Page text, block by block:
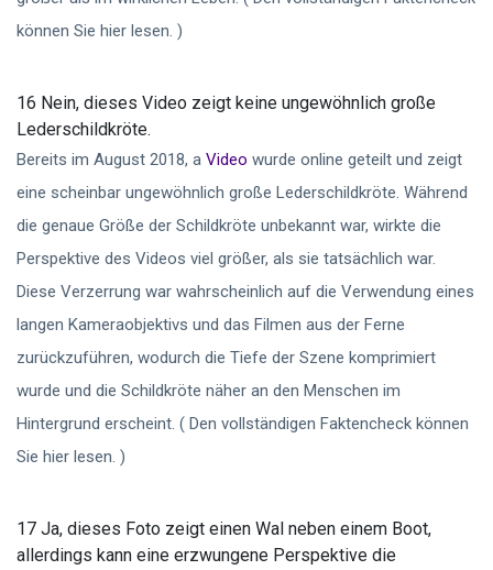
können Sie hier lesen. )
16 Nein, dieses Video zeigt keine ungewöhnlich große
Lederschildkröte.
Bereits im August 2018, a Video wurde online geteilt und zeigt
eine scheinbar ungewöhnlich große Lederschildkröte. Während
die genaue Größe der Schildkröte unbekannt war, wirkte die
Perspektive des Videos viel größer, als sie tatsächlich war.
Diese Verzerrung war wahrscheinlich auf die Verwendung eines
langen Kameraobjektivs und das Filmen aus der Ferne
zurückzuführen, wodurch die Tiefe der Szene komprimiert
wurde und die Schildkröte näher an den Menschen im
Hintergrund erscheint. ( Den vollständigen Faktencheck können
Sie hier lesen. )
17 Ja, dieses Foto zeigt einen Wal neben einem Boot,
allerdings kann eine erzwungene Perspektive die